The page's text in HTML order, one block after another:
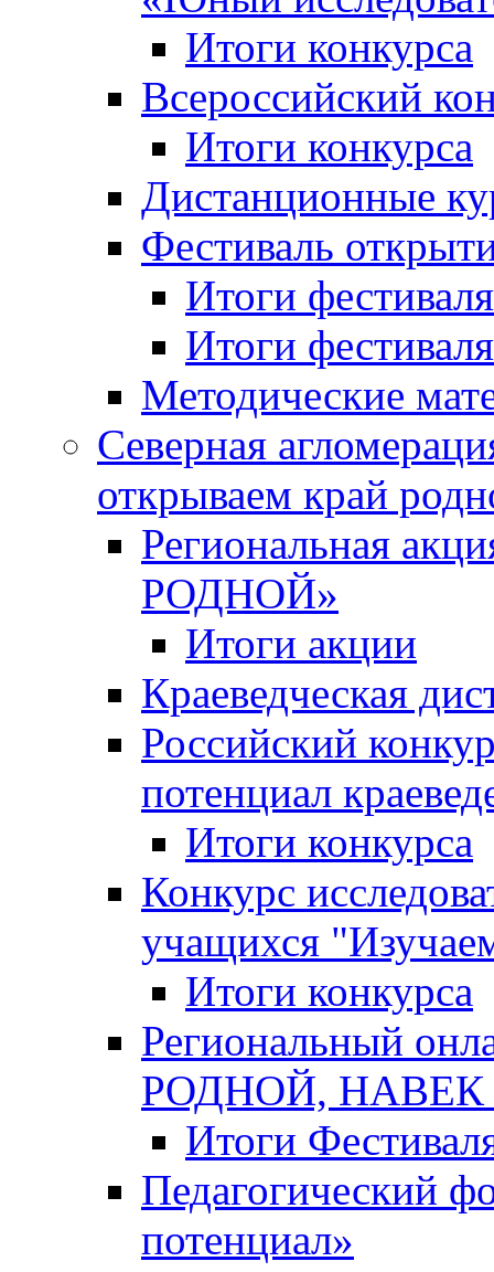
Итоги конкурса
Всероссийский
Итоги конкурса
Дистанционные
Фестиваль
Итоги
Итоги
Методические
Северная
открываем край
Региональная
РОДНОЙ»
Итоги акции
Краеведческая
Российский
потенциал
Итоги конкурса
Конкурс
учащихся
Итоги конкурса
Региональный
РОДНОЙ,
Итоги
Педагогический
потенциал»